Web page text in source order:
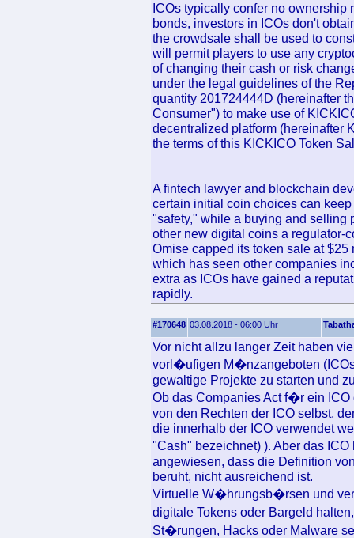
ICOs typically confer no ownership
bonds, investors in ICOs don't
the crowdsale shall be used to
will permit players to use any
of changing their cash or risk
under the legal guidelines of the
quantity 201724444D (hereinafter
Consumer") to make use of
decentralized platform (hereinafter
the terms of this KICKICO Token
A fintech lawyer and blockchain
certain initial coin choices can
"safety," while a buying and selling
other new digital coins a regulator-
Omise capped its token sale at
which has seen other companies
extra as ICOs have gained a
rapidly.
#170648 03.08.2018 - 06:00 Uhr
Vor nicht allzu langer Zeit haben
vorl�ufigen M�nzangeboten
gewaltige Projekte zu starten und
Ob das Companies Act f�r ein
von den Rechten der ICO selbst,
die innerhalb der ICO verwendet
"Cash" bezeichnet) ). Aber das
angewiesen, dass die Definition
beruht, nicht ausreichend ist.
Virtuelle W�hrungsb�rsen und
digitale Tokens oder Bargeld
St�rungen, Hacks oder Malware